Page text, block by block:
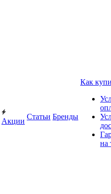
Акции
Статьи Бренды
Как
на